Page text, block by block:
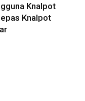
Knalpot
Knalpot